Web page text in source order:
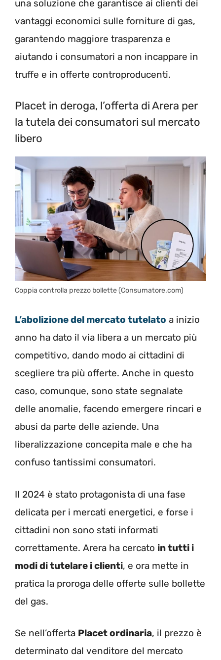
una soluzione che garantisce ai clienti dei
vantaggi economici sulle forniture di gas,
garantendo maggiore trasparenza e
aiutando i consumatori a non incappare in
truffe e in offerte controproducenti.
Placet in deroga, l’offerta di Arera per
la tutela dei consumatori sul mercato
libero
Coppia controlla prezzo bollette (Consumatore.com)
L’abolizione del mercato tutelato a inizio
anno ha dato il via libera a un mercato più
competitivo, dando modo ai cittadini di
scegliere tra più offerte. Anche in questo
caso, comunque, sono state segnalate
delle anomalie, facendo emergere rincari e
abusi da parte delle aziende. Una
liberalizzazione concepita male e che ha
confuso tantissimi consumatori.
Il 2024 è stato protagonista di una fase
delicata per i mercati energetici, e forse i
cittadini non sono stati informati
correttamente. Arera ha cercato in tutti i
modi di tutelare i clienti, e ora mette in
pratica la proroga delle offerte sulle bollette
del gas.
Se nell’offerta Placet ordinaria, il prezzo è
determinato dal venditore del mercato